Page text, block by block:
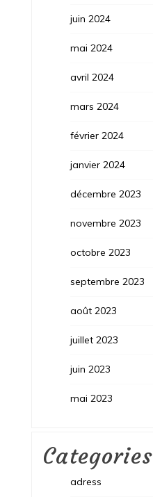
juin 2024
mai 2024
avril 2024
mars 2024
février 2024
janvier 2024
décembre 2023
novembre 2023
octobre 2023
septembre 2023
août 2023
juillet 2023
juin 2023
mai 2023
Categories
adress